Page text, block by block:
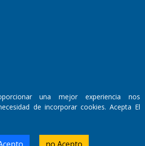
y CPPAL una mejor experiencia nos
de incorporar cookies. Acepta El